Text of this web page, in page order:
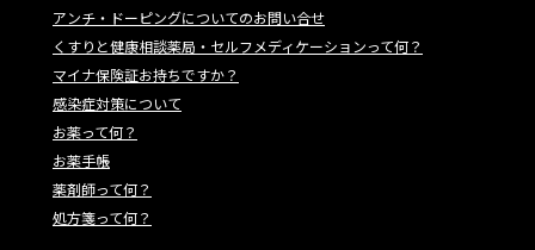
アンチ・ドーピングについてのお問い合せ
くすりと健康相談薬局・セルフメディケーションって何？
マイナ保険証お持ちですか？
感染症対策について
お薬って何？
お薬手帳
薬剤師って何？
処方箋って何？